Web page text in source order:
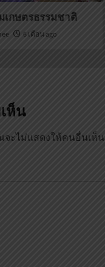
เกษตรธรรมชาติ
6 เดือน ago
ห็น
จะไม่แสดงให้คนอื่นเห็น